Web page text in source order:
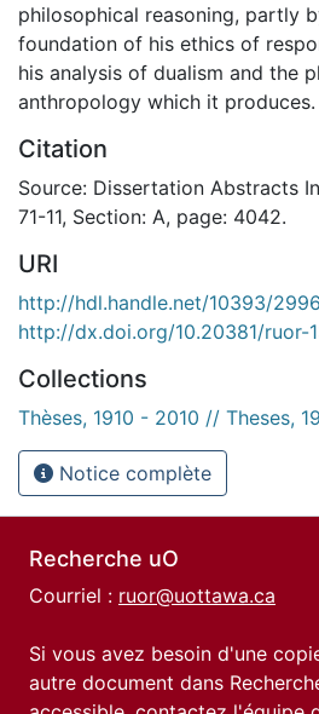
philosophical reasoning, partly
foundation of his ethics of
his analysis of dualism and the
anthropology which it produces.
Citation
Source: Dissertation Abstracts
71-11, Section: A, page: 4042.
URI
http://hdl.handle.net/10393/
http://dx.doi.org/10.20381/ruor-
Collections
Thèses, 1910 - 2010 // Theses,
Notice complète
Recherche uO
Courriel : ruor@uottawa.ca
Si vous avez besoin d'une
autre document dans